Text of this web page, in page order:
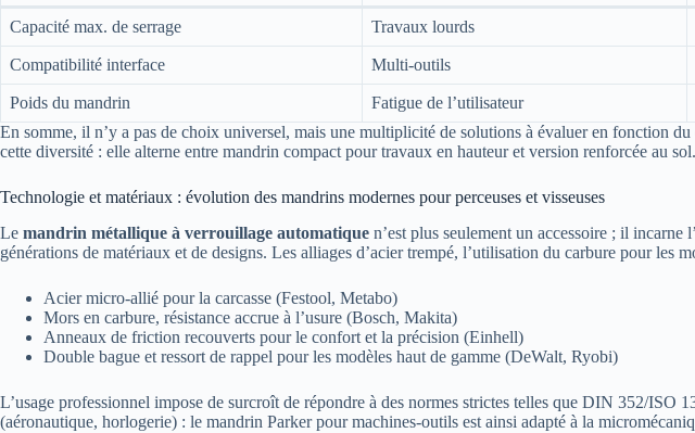
Capacité max. de serrage Travaux lourds
Compatibilité interface Multi-outils
Poids du mandrin Fatigue de l’utilisateur
En somme, il n’y a pas de choix universel, mais une multiplicité de solutions à évaluer en fonction
cette diversité : elle alterne entre mandrin compact pour travaux en hauteur et version renforcée au
Technologie et matériaux : évolution des mandrins modernes pour perceuses et visseuses
Le mandrin métallique à verrouillage automatique n’est plus seulement un accessoire ; il
générations de matériaux et de designs. Les alliages d’acier trempé, l’utilisation du carbure pour
Acier micro-allié pour la carcasse (Festool, Metabo)
Mors en carbure, résistance accrue à l’usure (Bosch, Makita)
Anneaux de friction recouverts pour le confort et la précision (Einhell)
Double bague et ressort de rappel pour les modèles haut de gamme (DeWalt, Ryobi)
L’usage professionnel impose de surcroît de répondre à des normes strictes telles que DIN 352/
(aéronautique, horlogerie) : le mandrin Parker pour machines-outils est ainsi adapté à la